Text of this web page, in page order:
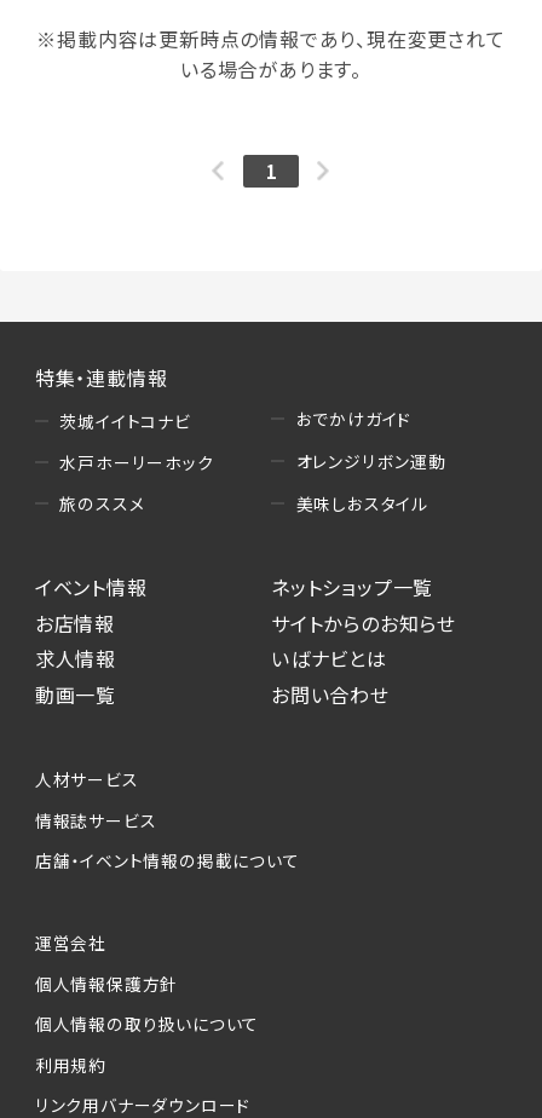
※掲載内容は更新時点の情報であり、現在変更されて
いる場合があります。
1
特集・連載情報
茨城イイトコナビ
水戸ホーリーホック
旅のススメ
おでかけガイド
オレンジリボン運動
美味しおスタイル
イベント情報
お店情報
求人情報
動画一覧
ネットショップ一覧
サイトからのお知らせ
いばナビとは
お問い合わせ
人材サービス
情報誌サービス
店舗・イベント情報の掲載について
運営会社
個人情報保護方針
個人情報の取り扱いについて
利用規約
リンク用バナーダウンロード